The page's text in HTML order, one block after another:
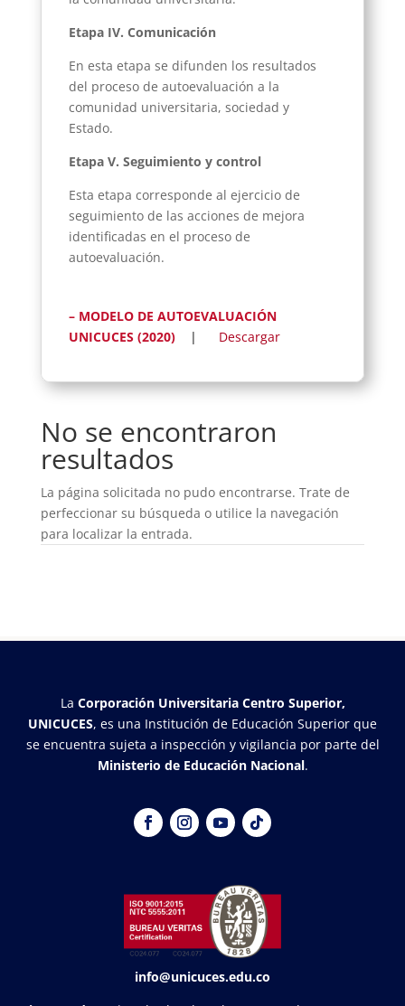
Etapa IV. Comunicación
En esta etapa se difunden los resultados
del proceso de autoevaluación a la
comunidad universitaria, sociedad y
Estado.
Etapa V. Seguimiento y control
Esta etapa corresponde al ejercicio de
seguimiento de las acciones de mejora
identificadas en el proceso de
autoevaluación.
– MODELO DE AUTOEVALUACIÓN
UNICUCES (2020)| Descargar
No se encontraron
resultados
La página solicitada no pudo encontrarse. Trate de
perfeccionar su búsqueda o utilice la navegación
para localizar la entrada.
La Corporación Universitaria Centro Superior,
UNICUCES, es una Institución de Educación Superior que
se encuentra sujeta a inspección y vigilancia por parte del
Ministerio de Educación Nacional.
info@unicuces.edu.co